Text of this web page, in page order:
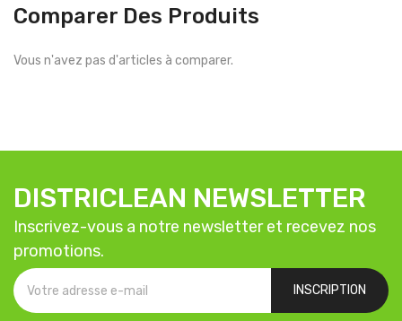
Comparer Des Produits
Vous n'avez pas d'articles à comparer.
DISTRICLEAN NEWSLETTER
Inscrivez-vous a notre newsletter et recevez nos
promotions.
INSCRIPTION